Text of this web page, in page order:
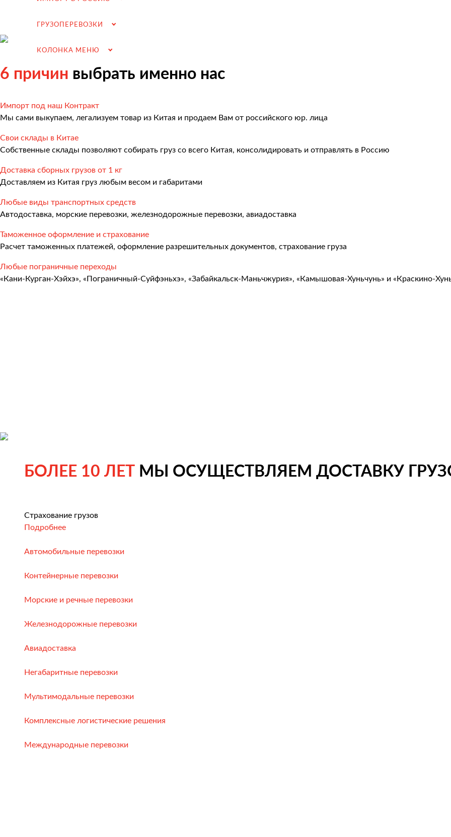
ГРУЗОПЕРЕВОЗКИ
КОЛОНКА МЕНЮ
Продвижение на российском рынке
.
Грузоперевозки из Китая
Международные перевозки
Автомобильные перевозки
Контейнерные перевозки
Морские и речные перевозки
Мультимодальные перевозки
6 причин выбрать именно нас
Импорт под наш Контракт
Мы сами выкупаем, легализуем товар из Китая и продаем Вам от российского юр. лица
Свои склады в Китае
Собственные склады позволяют собирать груз со всего Китая, консолидировать и отправлять в Россию
Доставка сборных грузов от 1 кг
Доставляем из Китая груз любым весом и габаритами
Любые виды транспортных средств
Автодоставка, морские перевозки, железнодорожные перевозки, авиадоставка
Таможенное оформление и страхование
Расчет таможенных платежей, оформление разрешительных документов, страхование груза
Любые пограничные переходы
«Кани-Курган-Хэйхэ», «Пограничный-Суйфэньхэ», «Забайкальск-Маньчжурия», «Камышовая-Хуньчунь» и «Краскино-
БОЛЕЕ 10 ЛЕТ МЫ ОСУЩЕСТВЛЯЕМ ДОСТАВКУ
Страхование грузов
Подробнее
Автомобильные перевозки
Контейнерные перевозки
Морские и речные перевозки
Железнодорожные перевозки
Авиадоставка
Негабаритные перевозки
Мультимодальные перевозки
Комплексные логистические решения
Международные перевозки